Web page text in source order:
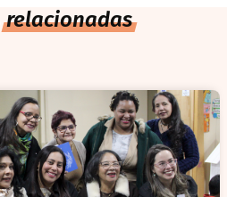
relacionadas